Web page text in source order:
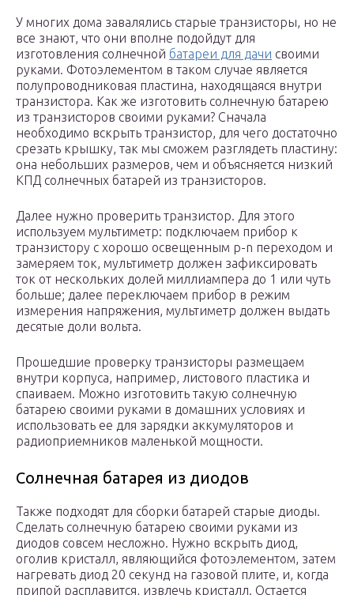
У многих дома завалялись старые транзисторы, но не
все знают, что они вполне подойдут для
изготовления солнечной батареи для дачи своими
руками. Фотоэлементом в таком случае является
полупроводниковая пластина, находящаяся внутри
транзистора. Как же изготовить солнечную батарею
из транзисторов своими руками? Сначала
необходимо вскрыть транзистор, для чего достаточно
срезать крышку, так мы сможем разглядеть пластину:
она небольших размеров, чем и объясняется низкий
КПД солнечных батарей из транзисторов.
Далее нужно проверить транзистор. Для этого
используем мультиметр: подключаем прибор к
транзистору с хорошо освещенным p-n переходом и
замеряем ток, мультиметр должен зафиксировать
ток от нескольких долей миллиампера до 1 или чуть
больше; далее переключаем прибор в режим
измерения напряжения, мультиметр должен выдать
десятые доли вольта.
Прошедшие проверку транзисторы размещаем
внутри корпуса, например, листового пластика и
спаиваем. Можно изготовить такую солнечную
батарею своими руками в домашних условиях и
использовать ее для зарядки аккумуляторов и
радиоприемников маленькой мощности.
Солнечная батарея из диодов
Также подходят для сборки батарей старые диоды.
Сделать солнечную батарею своими руками из
диодов совсем несложно. Нужно вскрыть диод,
оголив кристалл, являющийся фотоэлементом, затем
нагревать диод 20 секунд на газовой плите, и, когда
припой расплавится, извлечь кристалл. Остается